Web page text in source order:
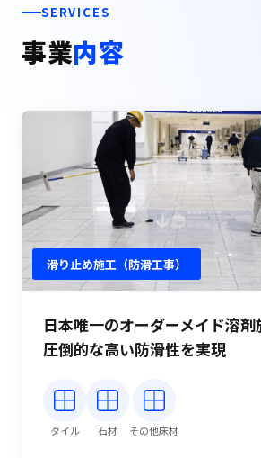
SERVICES
事業内容
滑り止め施工（防滑工事）
日本唯一のオーダーメイド溶剤
圧倒的な高い防滑性を実現
タイル 石材 その他床材